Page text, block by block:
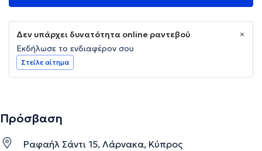
Δεν υπάρχει δυνατότητα online ραντεβού
Εκδήλωσε το ενδιαφέρον σου
Στείλε αίτημα
Πρόσβαση
Ραφαήλ Σάντι 15, Λάρνακα, Κύπρος